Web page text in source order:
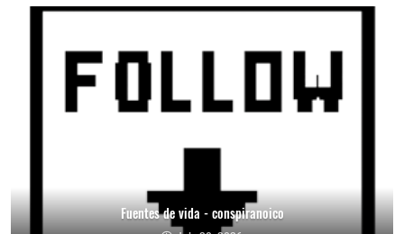
Fuentes de vida - conspiranoico